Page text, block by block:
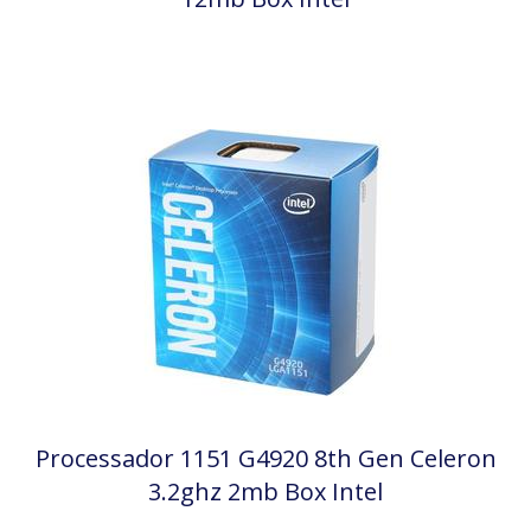
Processador 1151 G4920 8th Gen Celeron
3.2ghz 2mb Box Intel